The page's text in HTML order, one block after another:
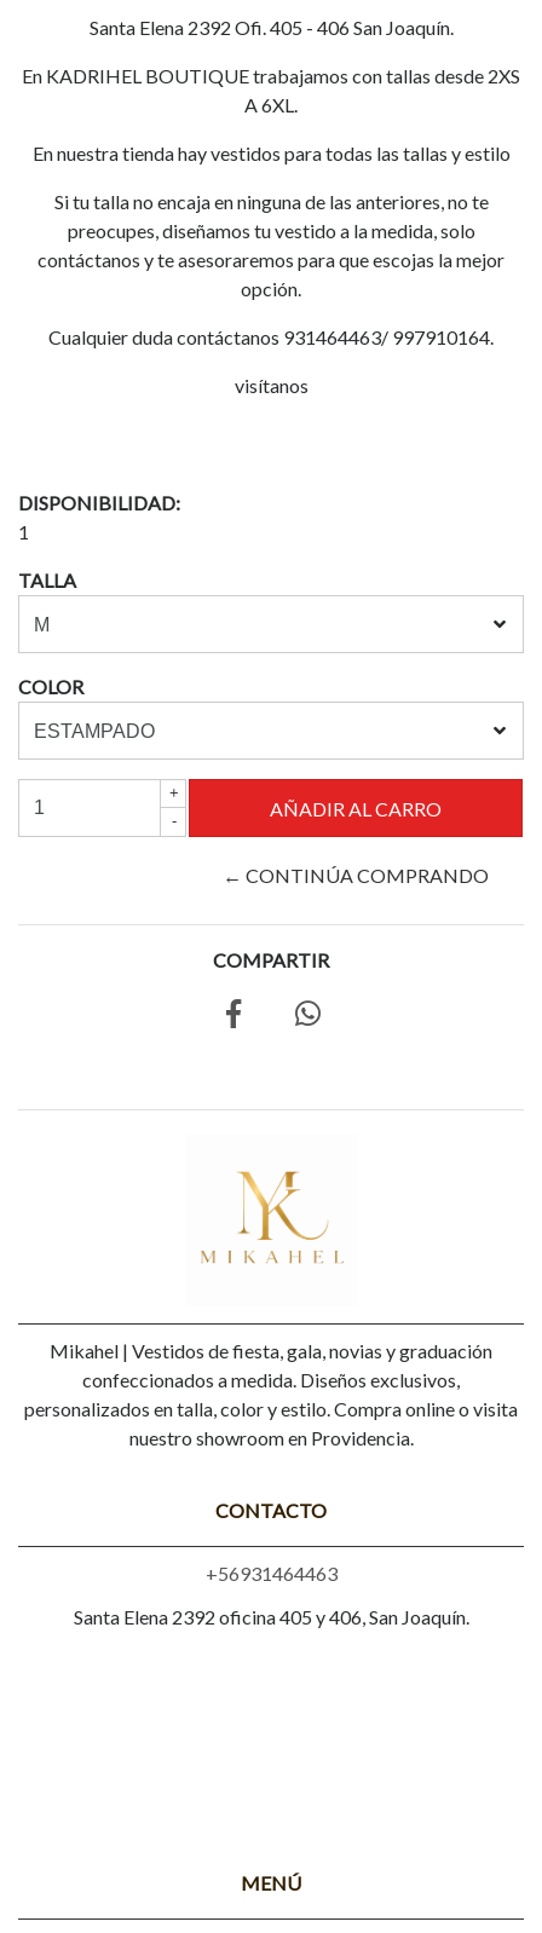
Santa Elena 2392 Ofi. 405 - 406 San Joaquín.
En KADRIHEL BOUTIQUE trabajamos con tallas desde 2XS
A 6XL.
En nuestra tienda hay vestidos para todas las tallas y estilo
Si tu talla no encaja en ninguna de las anteriores, no te
preocupes, diseñamos tu vestido a la medida, solo
contáctanos y te asesoraremos para que escojas la mejor
opción.
Cualquier duda contáctanos 931464463/ 997910164.
visítanos
DISPONIBILIDAD:
1
TALLA
COLOR
+
-
← CONTINÚA COMPRANDO
COMPARTIR
Mikahel | Vestidos de fiesta, gala, novias y graduación
confeccionados a medida. Diseños exclusivos,
personalizados en talla, color y estilo. Compra online o visita
nuestro showroom en Providencia.
CONTACTO
+56931464463
Santa Elena 2392 oficina 405 y 406, San Joaquín.
MENÚ